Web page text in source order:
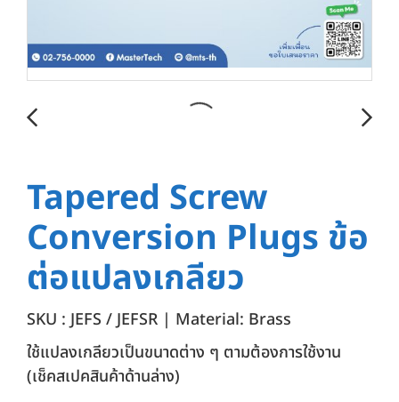
Tapered Screw
Conversion Plugs ข้อ
ต่อแปลงเกลียว
SKU : JEFS / JEFSR | Material: Brass
ใช้แปลงเกลียวเป็นขนาดต่าง ๆ ตามต้องการใช้งาน
(เช็คสเปคสินค้าด้านล่าง)